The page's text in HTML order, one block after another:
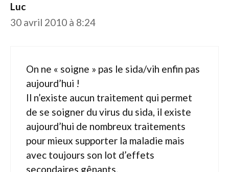
Luc
30 avril 2010 à 8:24
On ne « soigne » pas le sida/vih enfin pas
aujourd’hui !
Il n’existe aucun traitement qui permet
de se soigner du virus du sida, il existe
aujourd’hui de nombreux traitements
pour mieux supporter la maladie mais
avec toujours son lot d’effets
secondaires gênants.